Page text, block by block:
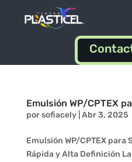
Emulsión WP/CPTEX
porsofiacely| Abr 3, 2025
Emulsión WP/CPTEX
Rápida y Alta Definición